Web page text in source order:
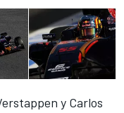
y Carlos